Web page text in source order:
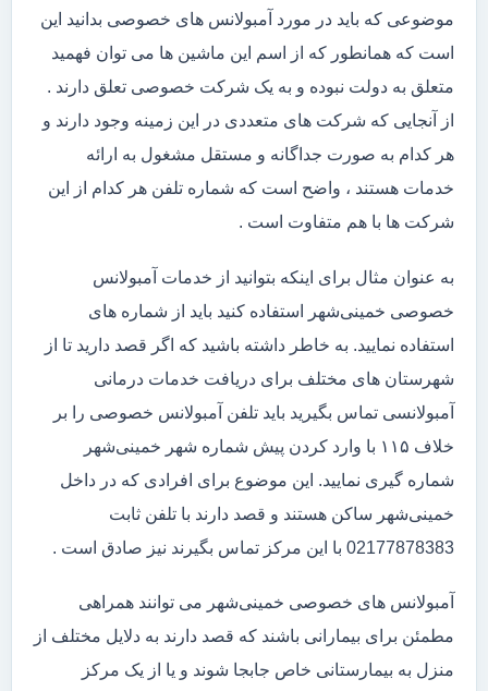
موضوعی که باید در مورد آمبولانس های خصوصی بدانید این
است که همانطور که از اسم این ماشین ها می توان فهمید
متعلق به دولت نبوده و به یک شرکت خصوصی تعلق دارند .
از آنجایی که شرکت های متعددی در این زمینه وجود دارند و
هر کدام به صورت جداگانه و مستقل مشغول به ارائه
خدمات هستند ، واضح است که شماره تلفن هر کدام از این
شرکت ها با هم متفاوت است .
به عنوان مثال برای اینکه بتوانید از خدمات آمبولانس
خصوصی خمینی‌شهر استفاده کنید باید از شماره های
استفاده نمایید. به خاطر داشته باشید که اگر قصد دارید تا از
شهرستان های مختلف برای دریافت خدمات درمانی
آمبولانسی تماس بگیرید باید تلفن آمبولانس خصوصی را بر
خلاف ۱۱۵ با وارد کردن پیش شماره شهر خمینی‌شهر
شماره گیری نمایید. این موضوع برای افرادی که در داخل
خمینی‌شهر ساکن هستند و قصد دارند با تلفن ثابت
02177878383 با این مرکز تماس بگیرند نیز صادق است .
آمبولانس های خصوصی خمینی‌شهر می توانند همراهی
مطمئن برای بیمارانی باشند که قصد دارند به دلایل مختلف از
منزل به بیمارستانی خاص جابجا شوند و یا از یک مرکز